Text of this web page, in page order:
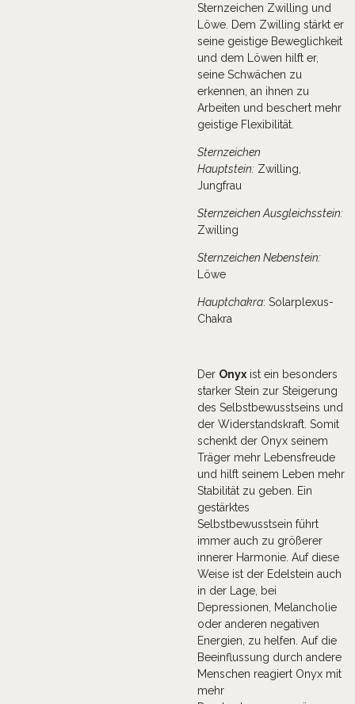
Sternzeichen Zwilling und
Löwe. Dem Zwilling stärkt er
seine geistige Beweglichkeit
und dem Löwen hilft er,
seine Schwächen zu
erkennen, an ihnen zu
Arbeiten und beschert mehr
geistige Flexibilität.
Sternzeichen
Hauptstein: Zwilling,
Jungfrau
Sternzeichen Ausgleichsstein:
Zwilling
Sternzeichen Nebenstein:
Löwe
Hauptchakra: Solarplexus-
Chakra
Der Onyx ist ein besonders
starker Stein zur Steigerung
des Selbstbewusstseins und
der Widerstandskraft. Somit
schenkt der Onyx seinem
Träger mehr Lebensfreude
und hilft seinem Leben mehr
Stabilität zu geben. Ein
gestärktes
Selbstbewusstsein führt
immer auch zu größerer
innerer Harmonie. Auf diese
Weise ist der Edelstein auch
in der Lage, bei
Depressionen, Melancholie
oder anderen negativen
Energien, zu helfen. Auf die
Beeinflussung durch andere
Menschen reagiert Onyx mit
mehr